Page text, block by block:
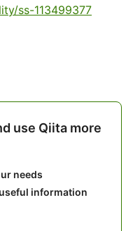
ss-113499377
use Qiita more
needs
information